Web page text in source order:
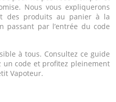
Nous vous expliquerons
des produits au panier à la
passant par l’entrée du code
à tous. Consultez ce guide
code et profitez pleinement
Vapoteur.